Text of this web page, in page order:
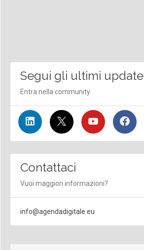
Segui gli ultimi update
Entra nella community
Contattaci
Vuoi maggiori informazioni?
info@agendadigitale.eu